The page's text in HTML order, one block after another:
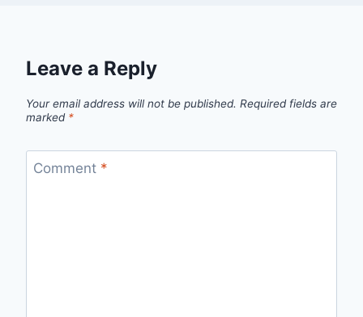
Leave a Reply
Your email address will not be published. Required fields are
marked *
Comment *